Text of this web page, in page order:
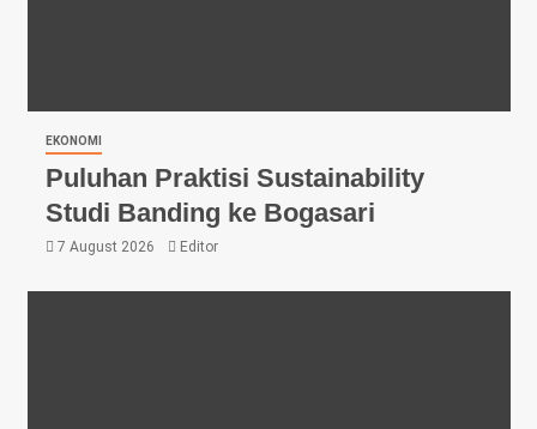
EKONOMI
Puluhan Praktisi Sustainability
Studi Banding ke Bogasari
7 August 2026 Editor